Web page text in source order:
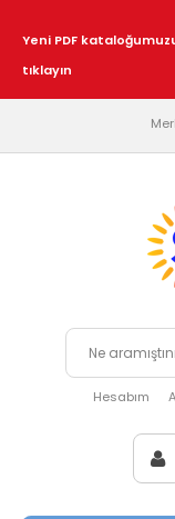
Yeni PDF
tıklayın
Hesabım